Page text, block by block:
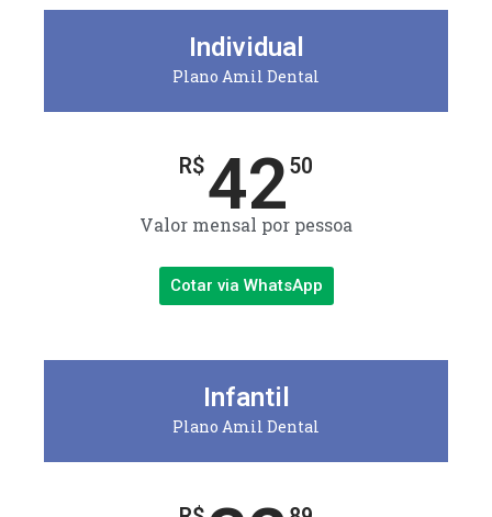
Individual
Plano Amil Dental
R$4250
Valor mensal por pessoa
Cotar via WhatsApp
Infantil
Plano Amil Dental